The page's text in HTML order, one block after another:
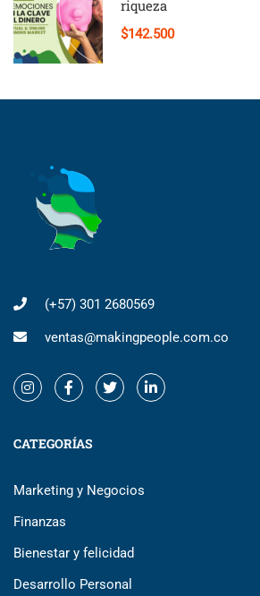
riqueza
$142.500
(+57) 301 2680569
ventas@makingpeople.com.co
CATEGORÍAS
Marketing y Negocios
Finanzas
Bienestar y felicidad
Desarrollo Personal